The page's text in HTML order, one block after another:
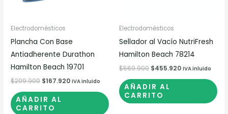
Electrodomésticos
Plancha Con Base
Antiadherente Durathon
Hamilton Beach 19701
$209.900 $167.920 IVA inluido
AÑADIR AL
CARRITO
Electrodomésticos
Sellador al Vacío NutriFresh
Hamilton Beach 78214
$569.900 $455.920 IVA inluido
AÑADIR AL
CARRITO